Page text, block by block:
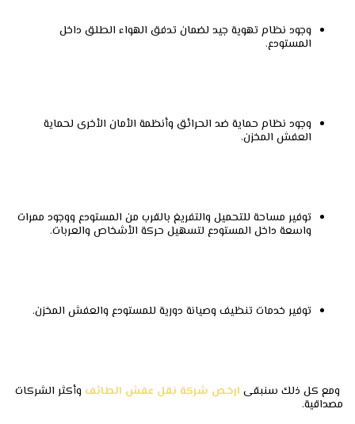
وجود نظام تهوية جيد لضمان تدفق الهواء الطلق داخل
المستودع.
وجود نظام حماية ضد الحرائق وأنظمة الأمان الأخرى لحماية
العفش المخزن.
توفير مساحة للتحميل والتفريغ بالقرب من المستودع ووجود ممرات
واسعة داخل المستودع لتسهيل حركة الأشخاص والعربات.
توفير خدمات تنظيف وصيانة دورية للمستودع والعفش المخزن.
ومع كل ذلك سنبقى ارخص شركة نقل عفش الطائف وأكثر الشركات
مصداقية.